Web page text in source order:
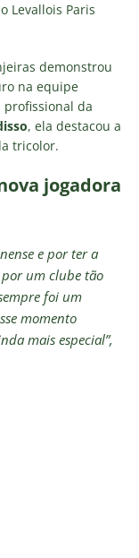
Levallois Paris
demonstrou
na equipe
profissional da
, ela destacou a
tricolor.
jogadora
e por ter a
um clube tão
foi um
momento
mais especial”,